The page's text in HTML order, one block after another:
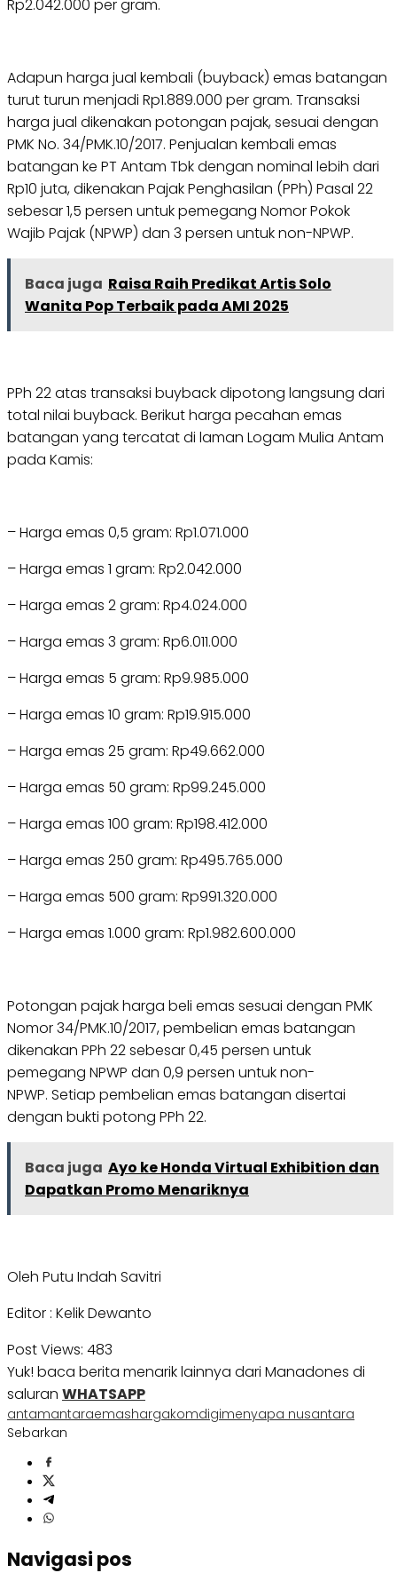
Rp2.042.000 per gram.
Adapun harga jual kembali (buyback) emas batangan
turut turun menjadi Rp1.889.000 per gram. Transaksi
harga jual dikenakan potongan pajak, sesuai dengan
PMK No. 34/PMK.10/2017. Penjualan kembali emas
batangan ke PT Antam Tbk dengan nominal lebih dari
Rp10 juta, dikenakan Pajak Penghasilan (PPh) Pasal 22
sebesar 1,5 persen untuk pemegang Nomor Pokok
Wajib Pajak (NPWP) dan 3 persen untuk non-NPWP.
Baca juga Raisa Raih Predikat Artis Solo
Wanita Pop Terbaik pada AMI 2025
PPh 22 atas transaksi buyback dipotong langsung dari
total nilai buyback. Berikut harga pecahan emas
batangan yang tercatat di laman Logam Mulia Antam
pada Kamis:
– Harga emas 0,5 gram: Rp1.071.000
– Harga emas 1 gram: Rp2.042.000
– Harga emas 2 gram: Rp4.024.000
– Harga emas 3 gram: Rp6.011.000
– Harga emas 5 gram: Rp9.985.000
– Harga emas 10 gram: Rp19.915.000
– Harga emas 25 gram: Rp49.662.000
– Harga emas 50 gram: Rp99.245.000
– Harga emas 100 gram: Rp198.412.000
– Harga emas 250 gram: Rp495.765.000
– Harga emas 500 gram: Rp991.320.000
– Harga emas 1.000 gram: Rp1.982.600.000
Potongan pajak harga beli emas sesuai dengan PMK
Nomor 34/PMK.10/2017, pembelian emas batangan
dikenakan PPh 22 sebesar 0,45 persen untuk
pemegang NPWP dan 0,9 persen untuk non-
NPWP. Setiap pembelian emas batangan disertai
dengan bukti potong PPh 22.
Baca juga Ayo ke Honda Virtual Exhibition dan
Dapatkan Promo Menariknya
Oleh Putu Indah Savitri
Editor : Kelik Dewanto
Post Views: 483
Yuk! baca berita menarik lainnya dari Manadones di
saluran WHATSAPP
antamantaraemashargakomdigimenyapa nusantara
Sebarkan
Navigasi pos